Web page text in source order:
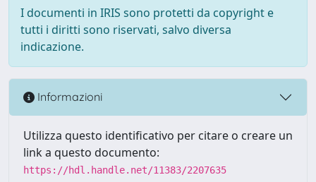
I documenti in IRIS sono protetti da copyright e
tutti i diritti sono riservati, salvo diversa
indicazione.
Informazioni
Utilizza questo identificativo per citare o creare un
link a questo documento:
https://hdl.handle.net/11383/2207635